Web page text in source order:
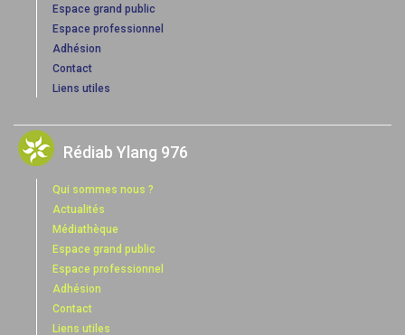
Espace grand public
Espace professionnel
Adhésion
Contact
Liens utiles
Rédiab Ylang 976
Qui sommes nous ?
Actualités
Médiathèque
Espace grand public
Espace professionnel
Adhésion
Contact
Liens utiles